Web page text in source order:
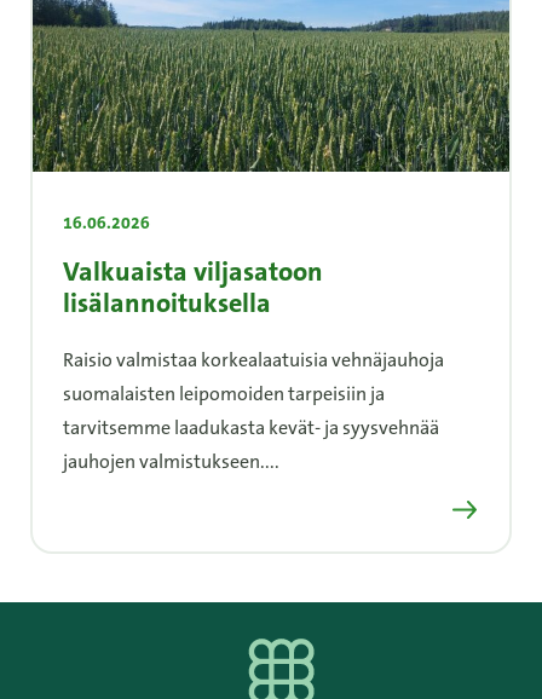
16.06.2026
Valkuaista viljasatoon
lisälannoituksella
Raisio valmistaa korkealaatuisia vehnäjauhoja
suomalaisten leipomoiden tarpeisiin ja
tarvitsemme laadukasta kevät- ja syysvehnää
jauhojen valmistukseen....